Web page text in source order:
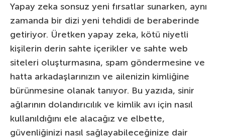
Yapay zeka sonsuz yeni fırsatlar sunarken, aynı
zamanda bir dizi yeni tehdidi de beraberinde
getiriyor. Üretken yapay zeka, kötü niyetli
kişilerin derin sahte içerikler ve sahte web
siteleri oluşturmasına, spam göndermesine ve
hatta arkadaşlarınızın ve ailenizin kimliğine
bürünmesine olanak tanıyor. Bu yazıda, sinir
ağlarının dolandırıcılık ve kimlik avı için nasıl
kullanıldığını ele alacağız ve elbette,
güvenliğinizi nasıl sağlayabileceğinize dair